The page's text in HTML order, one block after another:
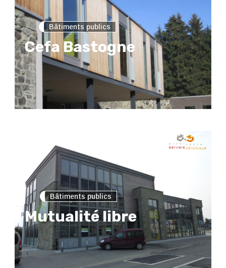
Bâtiments publics
Cefa Bastogne
Bâtiments publics
Mutualité libre